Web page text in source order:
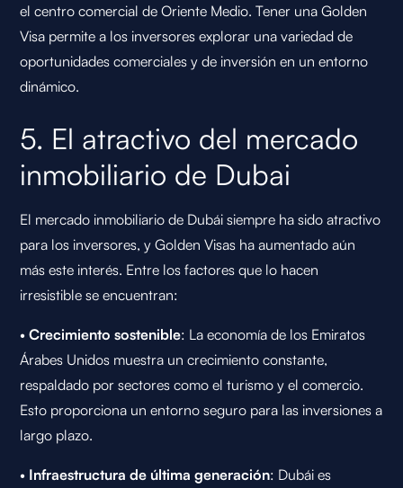
el centro comercial de Oriente Medio. Tener una Golden
Visa permite a los inversores explorar una variedad de
oportunidades comerciales y de inversión en un entorno
dinámico.
5. El atractivo del mercado
inmobiliario de Dubai
El mercado inmobiliario de Dubái siempre ha sido atractivo
para los inversores, y Golden Visas ha aumentado aún
más este interés. Entre los factores que lo hacen
irresistible se encuentran:
•Crecimiento sostenible: La economía de los Emiratos
Árabes Unidos muestra un crecimiento constante,
respaldado por sectores como el turismo y el comercio.
Esto proporciona un entorno seguro para las inversiones a
largo plazo.
• Infraestructura de última generación: Dubái es